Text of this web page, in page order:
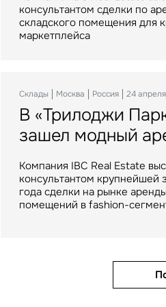
консультантом сделки по
складского помещения для
маркетплейса
Склады Москва Россия 24
В «Трилоджи
зашел модный
Компания IBC Real Estate
консультантом крупнейшей
года сделки на рынке
помещений в fashion-
на Беломорской
на эксклюзиве
брокером нового бизнес-
250 кв. м на севере Москвы
его долгосрочным
обеспечит управление
Balchug Capital
у иностранных
БЦ «Пулково
Бизнес-центр класса «А»
является премиальным
площадью 76 тыс. кв. м.